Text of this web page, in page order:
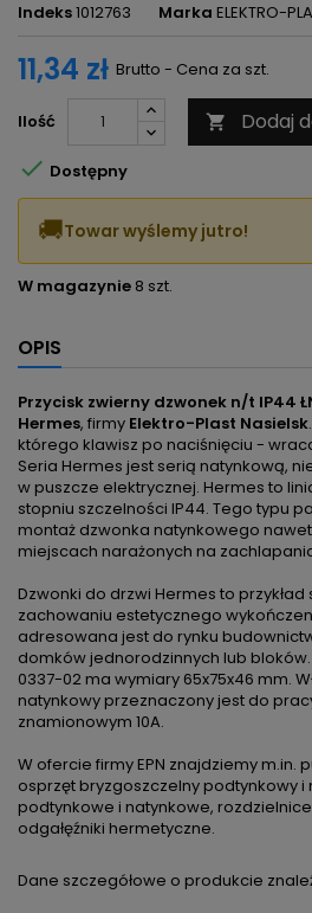
Indeks1012763 Marka ELEKTRO-
11,34 zł Brutto - Cena za szt.
Ilość  Dodaj
 Dostępny
🚚Towar wyślemy jutro!
W magazynie 8 szt.
OPIS
Przycisk zwierny dzwonek n/t IP44
Hermes, firmy Elektro-Plast Nasielsk
którego klawisz po naciśnięciu -
Seria Hermes jest serią natynkową,
w puszcze elektrycznej. Hermes to
stopniu szczelności IP44. Tego typu
montaż dzwonka natynkowego
miejscach narażonych na
Dzwonki do drzwi Hermes to
zachowaniu estetycznego
adresowana jest do rynku
domków jednorodzinnych lub
0337-02 ma wymiary 65x75x46 mm.
natynkowy przeznaczony jest do
znamionowym 10A.
W ofercie firmy EPN znajdziemy m.in.
osprzęt bryzgoszczelny podtynkowy i
podtynkowe i natynkowe,
odgałęźniki hermetyczne.
Dane szczegółowe o produkcie